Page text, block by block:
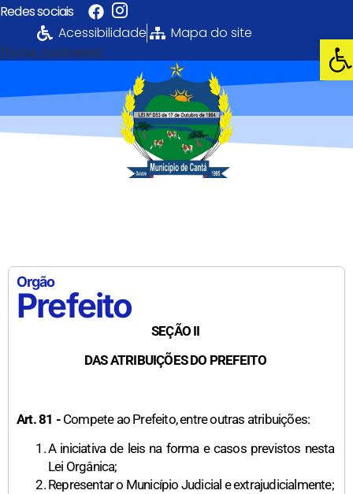
Redes sociais
Acessibilidade
Mapa do site
[fonte_contraste]
Orgão
Prefeito
SEÇÃO II
DAS ATRIBUIÇÕES DO PREFEITO
Art. 81 -Compete ao Prefeito, entre outras atribuições:
A iniciativa de leis na forma e casos previstos nesta
Lei Orgânica;
Representar o Município Judicial e extrajudicialmente;